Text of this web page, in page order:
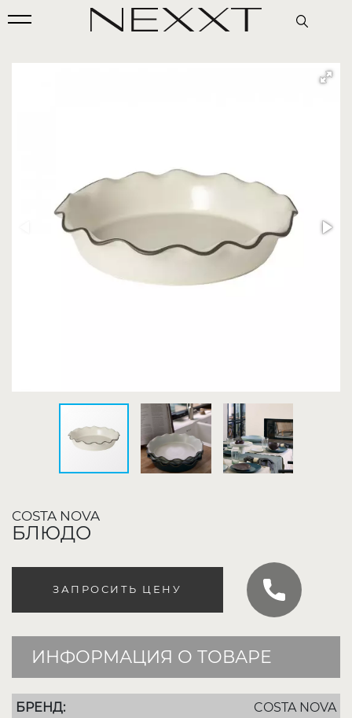
COSTA NOVA
БЛЮДО
ЗАПРОСИТЬ ЦЕНУ
ИНФОРМАЦИЯ О ТОВАРЕ
БРЕНД:
COSTA NOVA